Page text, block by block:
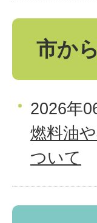
市か
2026年
燃料油
ついて